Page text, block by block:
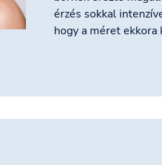
érzés sokkal
hogy a méret